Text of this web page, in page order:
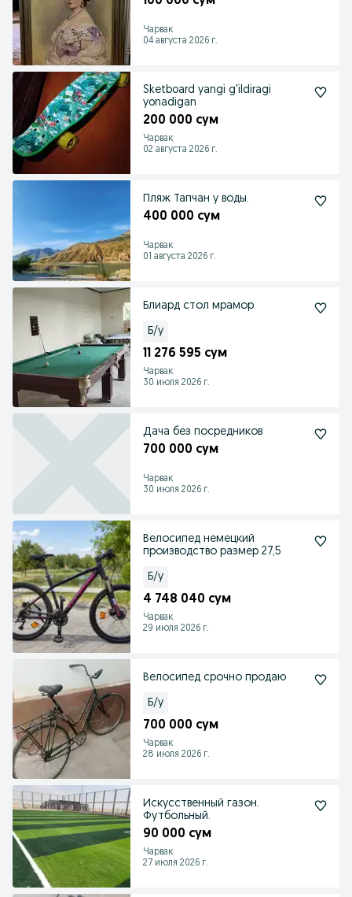
Чарвак
04 августа 2026 г.
Sketboard yangi g'ildiragi
yonadigan
200 000 сум
Чарвак
02 августа 2026 г.
Пляж Тапчан у воды.
400 000 сум
Чарвак
01 августа 2026 г.
Блиард стол мрамор
Б/у
11 276 595 сум
Чарвак
30 июля 2026 г.
Дача без посредников
700 000 сум
Чарвак
30 июля 2026 г.
Велосипед немецкий
производство размер 27,5
Б/у
4 748 040 сум
Чарвак
29 июля 2026 г.
Велосипед срочно продаю
Б/у
700 000 сум
Чарвак
28 июля 2026 г.
Искусственный газон.
Футбольный.
90 000 сум
Чарвак
27 июля 2026 г.